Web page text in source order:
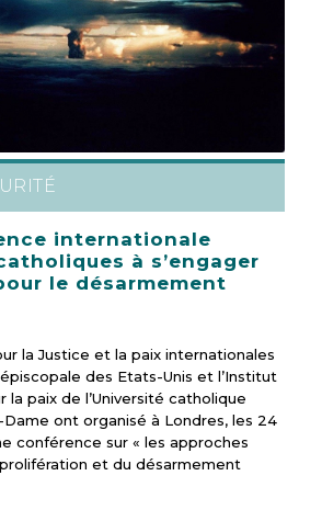
internationale
à s’engager
le désarmement
la Justice et la paix internationales
des Etats-Unis et l’Institut
la paix de l’Université catholique
ont organisé à Londres, les 24
conférence sur « les approches
et du désarmement